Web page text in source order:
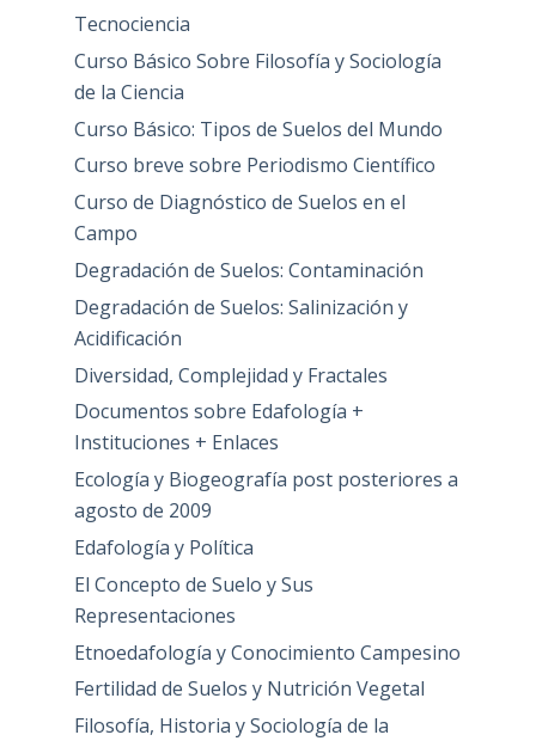
Tecnociencia
Curso Básico Sobre Filosofía y Sociología
de la Ciencia
Curso Básico: Tipos de Suelos del Mundo
Curso breve sobre Periodismo Científico
Curso de Diagnóstico de Suelos en el
Campo
Degradación de Suelos: Contaminación
Degradación de Suelos: Salinización y
Acidificación
Diversidad, Complejidad y Fractales
Documentos sobre Edafología +
Instituciones + Enlaces
Ecología y Biogeografía post posteriores a
agosto de 2009
Edafología y Política
El Concepto de Suelo y Sus
Representaciones
Etnoedafología y Conocimiento Campesino
Fertilidad de Suelos y Nutrición Vegetal
Filosofía, Historia y Sociología de la